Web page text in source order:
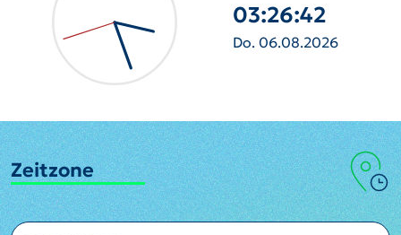
03:26:43
Do. 06.08.2026
Zeitzone